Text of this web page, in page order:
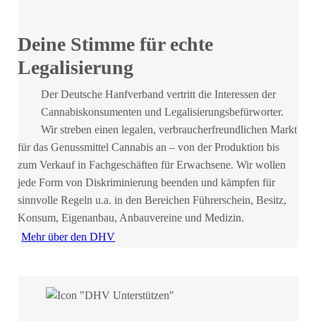
Deine Stimme für echte
Legalisierung
Der Deutsche Hanfverband vertritt die Interessen der
Cannabiskonsumenten und Legalisierungsbefürworter.
Wir streben einen legalen, verbraucherfreundlichen Markt
für das Genussmittel Cannabis an – von der Produktion bis
zum Verkauf in Fachgeschäften für Erwachsene. Wir wollen
jede Form von Diskriminierung beenden und kämpfen für
sinnvolle Regeln u.a. in den Bereichen Führerschein, Besitz,
Konsum, Eigenanbau, Anbauvereine und Medizin.
Mehr über den DHV